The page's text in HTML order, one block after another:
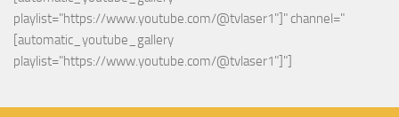
playlist="https://www.youtube.com/@tvlaser1"]" channel="
[automatic_youtube_gallery
playlist="https://www.youtube.com/@tvlaser1"]"]